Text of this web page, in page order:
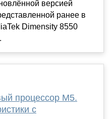
версией
ранее в
Dimensity 8550
процессор M5.
с